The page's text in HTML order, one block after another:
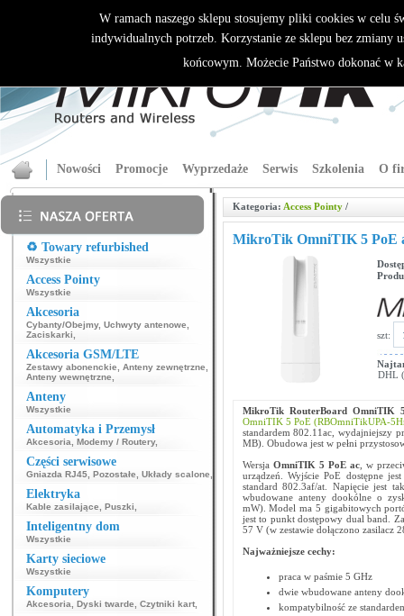
Nowości Promocje Wyprzedaże Serwis Szkolenia O
♻️ Towary refurbished
Wszystkie
Access Pointy
Wszystkie
Akcesoria
Cybanty/Obejmy, Uchwyty antenowe
Zaciskarki
Akcesoria GSM/LTE
Zestawy abonenckie Anteny zewnętrzne
Anteny wewnętrzne
Anteny
Wszystkie
Automatyka i Przemysł
Akcesoria Modemy / Routery,
Części serwisowe
Gniazda RJ45 Pozostałe Układy scalone
Elektryka
Kable zasilające Puszki
Inteligentny dom
Wszystkie
Karty sieciowe
Wszystkie
Komputery
Akcesoria Dyski twarde Czytniki kart
Kategoria: Access Pointy/
MikroTik OmniTIK 5 PoE
szt:
DHL
MikroTik RouterBoard OmniTIK
OmniTIK 5 PoE (RBOmniTikUPA-
standardem 802.11ac, wydajniejszy
MB). Obudowa jest w pełni
Wersja OmniTIK 5 PoE ac, w
urządzeń. Wyjście PoE dostępne
standard 802.3af/at. Napięcie jest
wbudowane anteny dookólne o
mW). Model ma 5 gigabitowych
jest to punkt dostępowy dual band.
57 V (w zestawie dołączono zasilacz
Najważniejsze cechy:
praca w paśmie 5 GHz
dwie wbudowane anteny
kompatybilność ze
W ramach naszego sklepu stosujemy pliki cookies w celu
indywidualnych potrzeb. Korzystanie ze sklepu bez zmiany
końcowym. Możecie Państwo dokonać w